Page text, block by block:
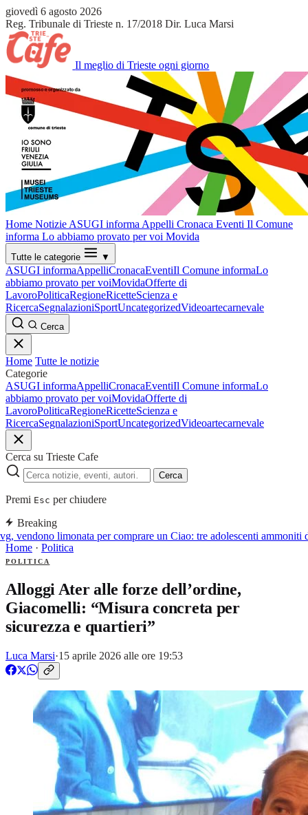
giovedì 6 agosto 2026
Reg. Tribunale di Trieste n. 17/2018 Dir. Luca Marsi
Il meglio di Trieste ogni giorno
Home Notizie ASUGI informa Appelli Cronaca Eventi Il Comune
informa Lo abbiamo provato per voi Movida
Tutte le categorie ▼
ASUGI informaAppelliCronacaEventiIl Comune informaLo
abbiamo provato per voiMovidaOfferte di
LavoroPoliticaRegioneRicetteScienza e
RicercaSegnalazioniSportUncategorizedVideoartecarnevale
Cerca
Home Tutte le notizie
Categorie
ASUGI informaAppelliCronacaEventiIl Comune informaLo
abbiamo provato per voiMovidaOfferte di
LavoroPoliticaRegioneRicetteScienza e
RicercaSegnalazioniSportUncategorizedVideoartecarnevale
Cerca su Trieste Cafe
Cerca
Premi Esc per chiudere
Breaking
vendono limonata per comprare un Ciao: tre adolescenti ammoniti
Home · Politica
POLITICA
Alloggi Ater alle forze dell’ordine,
Giacomelli: “Misura concreta per
sicurezza e quartieri”
Luca Marsi·15 aprile 2026 alle ore 19:53